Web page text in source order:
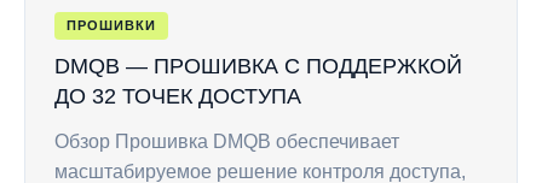
ПРОШИВКИ
DMQB — ПРОШИВКА С ПОДДЕРЖКОЙ
ДО 32 ТОЧЕК ДОСТУПА
Обзор Прошивка DMQB обеспечивает
масштабируемое решение контроля доступа,